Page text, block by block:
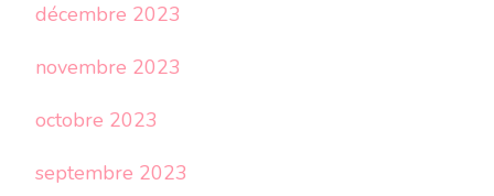
décembre 2023
novembre 2023
octobre 2023
septembre 2023